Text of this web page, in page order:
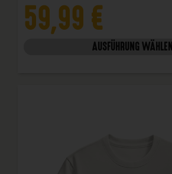
59,99 €
AUSFÜHRUNG WÄHLEN